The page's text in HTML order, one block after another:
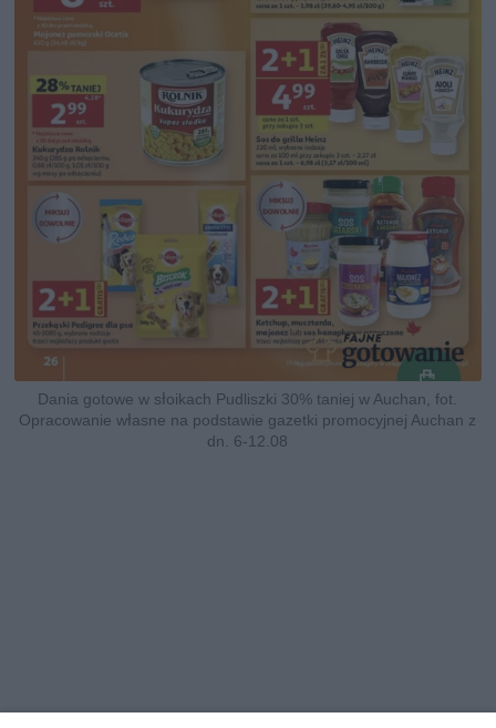
Dania gotowe w słoikach Pudliszki 30% taniej w Auchan, fot.
Opracowanie własne na podstawie gazetki promocyjnej Auchan z
dn. 6-12.08